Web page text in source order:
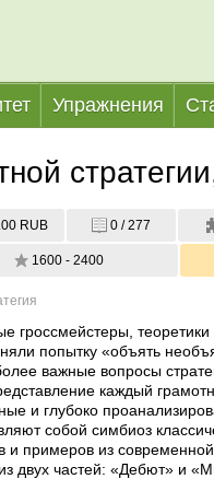
Упражнения
RUB 0 / 277
1600 - 2400
гроссмейстеры,
попытку «объять
важные вопросы
каждый
и глубоко
собой симбиоз
и примеров из
двух частей: «Дебют» и